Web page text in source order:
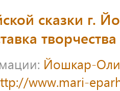
сказки г.
Йошкар-
www.mari-